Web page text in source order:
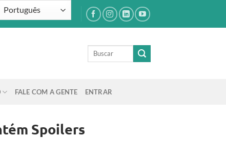
FALE COM A GENTE ENTRAR
Spoilers